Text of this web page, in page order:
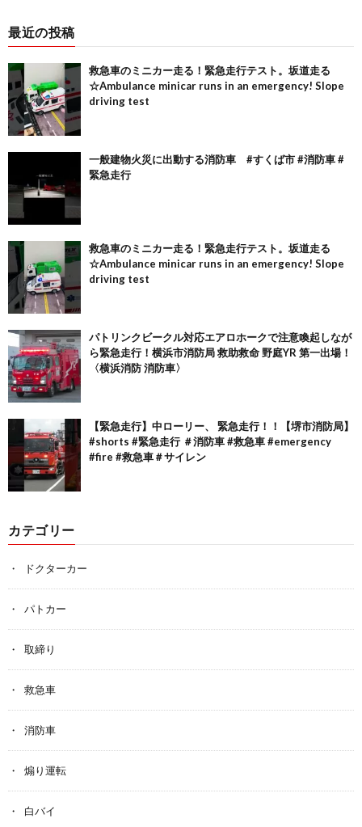
最近の投稿
救急車のミニカー走る！緊急走行テスト。坂道走る
☆Ambulance minicar runs in an emergency! Slope
driving test
一般建物火災に出動する消防車 #すくば市 #消防車 #
緊急走行
救急車のミニカー走る！緊急走行テスト。坂道走る
☆Ambulance minicar runs in an emergency! Slope
driving test
パトリンクビークル対応エアロホークで注意喚起しなが
ら緊急走行！横浜市消防局 救助救命 野庭YR 第一出場！
〈横浜消防 消防車〉
【緊急走行】中ローリー、 緊急走行！！【堺市消防局】
#shorts #緊急走行 ＃消防車 #救急車 #emergency
#fire #救急車＃サイレン
カテゴリー
ドクターカー
パトカー
取締り
救急車
消防車
煽り運転
白バイ